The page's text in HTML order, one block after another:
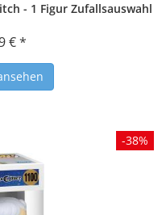
- 1 Figur Zufallsauswahl
€ *
-38%